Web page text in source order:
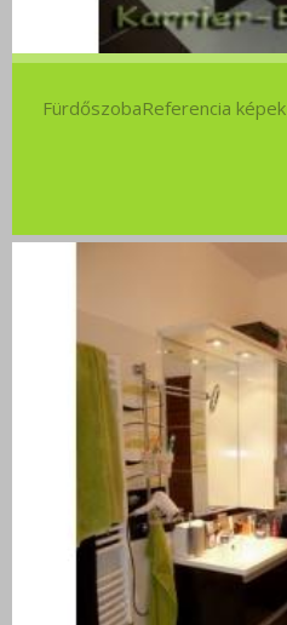
FürdőszobaReferencia képek